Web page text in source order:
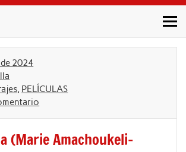
2024
, PELÍCULAS
(Marie Amachoukeli-